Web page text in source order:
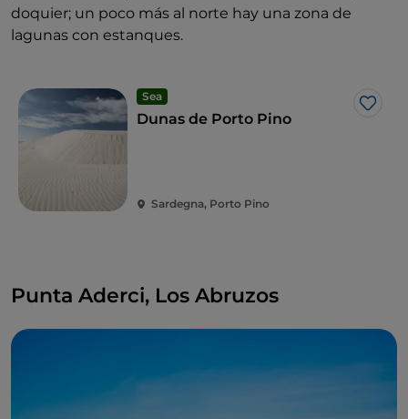
doquier; un poco más al norte hay una zona de
lagunas con estanques.
Sea
Me
Dunas de Porto Pino
Sardegna, Porto Pino
Punta Aderci, Los Abruzos